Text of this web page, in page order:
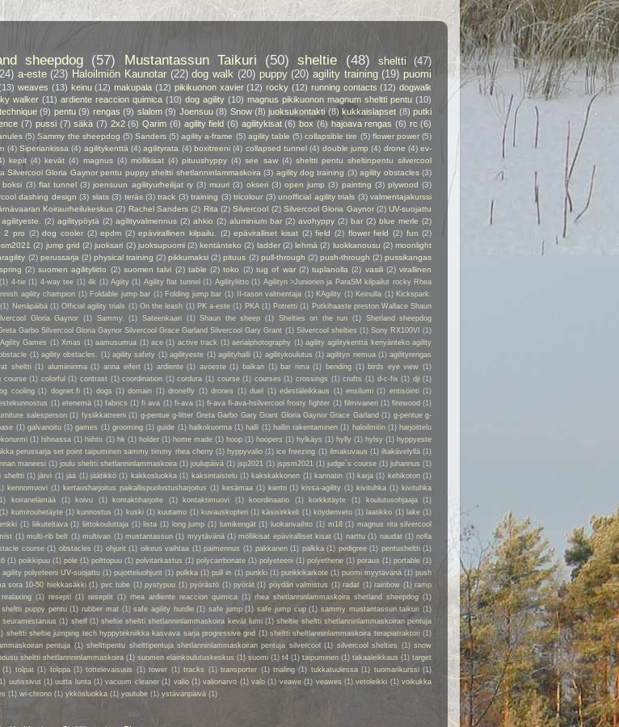
sheepdog (57) Mustantassun Taikuri (50) sheltie (48) sheltti
(47)
a-este (23) Haloilmiön Kaunotar (22) dog walk (20) puppy (20) agility training (19) puomi
weaves (13) keinu (12) makupala (12) pikikuonon xavier (12) rocky (12) running contacts (12) dogwalk
walker (11) ardiente reaccion quimica (10) dog agility (10) magnus pikikuonon magnum sheltti pentu (10)
(9) pentu (9) rengas (9) slalom (9) Joensuu (8) Snow (8) juoksukontakti (8) kukkaislapset (8) putki
(7) pussi (7) säkä (7) 2x2 (6) Qarim (6) agility field (6) agilitykisat (6) box (6) hajoava rengas (6) rc (6)
(5) Sammy the sheepdog (5) Sanders (5) agility a-frame (5) agility table (5) collapsible tire (5) flower power (5)
(4) Siperiankissa (4) agilitykenttä (4) agilityrata (4) boxitreeni (4) collapsed tunnel (4) double jump (4) drone (4) ev-
kepit (4) kevät (4) magnus (4) möllikisat (4) pituushyppy (4) see saw (4) sheltti pentu sheltinpentu silvercool
Silvercool Gloria Gaynor pentu puppy sheltti shetlanninlammaskoira (3) agility dog training (3) agility obstacles (3)
boksi (3) flat tunnel (3) joensuun agilityurheilijat ry (3) muuri (3) okseri (3) open jump (3) painting (3) plywood (3)
dashing design (3) slats (3) teräs (3) track (3) training (3) tricolour (3) unofficial agility trials (3) valmentajakurssi
Koiraurheilukeskus (2) Rachel Sanders (2) Rita (2) Silvercool (2) Silvercool Gloria Gaynor (2) UV-suojattu
agilityeste. (2) agilitypöytä (2) agilityvalmennus (2) ahkio (2) aluminium bar (2) avohyppy (2) bar (2) blue merle (2)
2 pro (2) dog cooler (2) epdm (2) epävirallinen kilpailu. (2) epäviralliset kisat (2) field (2) flower field (2) fun (2)
(2) jump grid (2) juoksari (2) juoksupuomi (2) kentänteko (2) ladder (2) lehmä (2) luokkanousu (2) moonlight
(2) perussarja (2) physical training (2) pikkumaksi (2) pituus (2) pull-through (2) push-through (2) pussikangas
spring (2) suomen agilityliitto (2) suomen talvi (2) table (2) toko (2) tug of war (2) tuplanolla (2) vasili (2) virallinen
(1) 4-tie (1) 4-way tee (1) 4k (1) Agiity (1) Agility flat tunnel (1) Agilityliitto (1) Agilityn >Juniorien ja ParaSM kilpailut rocky Rhea
agility champion (1) Foldable jump bar (1) Folding jump bar (1) II-tason valmentaja (1) KAgility (1) Keinulla (1) Kickspark.
(1) Nenäpäibä (1) Official agility trials (1) On the leash (1) PK a-este (1) PKA (1) Potretti (1) Putkihaaste preston Wallace Shaun
Gloria Gaynor (1) Sammy. (1) Sateenkaari (1) Shaun the sheep (1) Shelties on the run (1)
Shetland sheepdog
Garbo Silvercool Gloria Gaynor Silvercool Grace Garland Silvercool Gary Grant (1) Silvercool shelties (1) Sony RX100VI
(1)
Games (1) Xmas (1) aamusumua (1) ace (1) active track (1) aerialphotography (1) agility agilitykenttä kenyänteko agility
(1) agility obstacles. (1) agility safety (1) agilityeste (1) agilityhalli (1) agilitykoulutus (1) agilityn riemua (1) agilityrengas
sheltti (1) alumiinirima (1) anna eifert (1) ardiente (1) avoeste (1) balkan (1) bar rima (1) bending (1) birds eye view (1)
course (1) colorful (1) contrast (1) coordination (1) cordura (1) course (1) courses (1) crossings (1) crufts (1) d-c-fix (1) dji (1)
cooling (1) dognet.fi (1) dogs (1) domain (1) dronefly (1) drones (1) duel (1) edestäleikkaus (1) ensilumi (1) entisöinti (1)
(1) etenemä (1) fabrics (1) fi ava (1) fi-ava (1) fi-ava fi-ava-hsilvercool frosty fighter (1) filmivaneri (1) firewood (1)
salesperson (1) fysiikkatreeni (1) g-pentue g-litter Greta Garbo Gary Grant Gloria Gaynor Grace Garland (1) g-pentue g-
(1) galvanoitu (1) games (1) grooming (1) guide (1) halkokuorma (1) halli (1) hallin rakentaminen (1) haloilmiön (1) harjoittelu
(1) hihnassa (1) hiihto (1) hk (1) holder (1) home made (1) hoop (1) hoopers (1) hylkäys (1) hylly (1) hylsy (1) hyppyeste
perussarja set point taipuminen sammy timmy rhea cherry (1) hyppyvalio (1) ice freezing (1) ilmakuvaus (1) iltakävelyllä (1)
maneesi (1) joulu sheltti shetlanninlammaskoira (1) joulupäivä (1) jsp2021 (1) jspsm2021 (1) judge´s course (1) juhannus (1)
sheltti (1) järvi (1) jää (1) jäätikkö (1) kakkosluokka (1) kaksintaistelu (1) kakskakkonen (1) kannatin (1) karja (1) kehikoton (1)
kennomuovi (1) kertausharjoitus paikallispuolustusharjoitus (1) kesämaa (1) kierto (1) kissa-agility (1) kivituhka (1) kivituhka
koiranelämää (1) koivu (1) kontaktiharjoite (1) kontaktimuovi (1) koordinaatio (1) korkkitäyte (1) koulutusohjaaja
(1)
(1) kumirouhetäyte (1) kunnostus (1) kuski (1) kuutamo (1) kuvauskopteri (1) käsisirkkeli (1) köydenveto (1) laatikko (1) lake (1)
lenkki (1) liikuteltava (1) liittokouluttaja (1) lista (1) long jump (1) lumikengät (1) luokanvaihto (1) m18 (1) magnus rita silvercool
(1) multi-rib belt (1) multivan (1) mustantassun (1) myytävänä (1) möllikisat epäviralliset kisat (1) narttu (1) naudat (1) nolla
course (1) obstacles (1) ohjurit (1) oikeus vaihtaa (1) paimennus (1) pakkanen (1) palkka (1) pedigree (1) pentusheltti (1)
(1) poikkipuu (1) pole (1) polttopuu (1) polvitarkastus (1) polycarrbonate (1) polyeteeni (1) polyethene (1) poraus (1) portable (1)
polyeteeni UV-suojattu (1) pujotteluohjurit (1) pulkka (1) pull in (1) punkki (1) punkkikarkote (1) puomi myytävänä (1) push
sora 10-50 hiekkasäkki (1) pvc tube (1) pystypuu (1) pyörästö (1) pyörät (1) pöydän valmistus (1) radat (1) rainbow (1) ramp
realaxing (1) resepti (1) reseptit (1) rhea ardiente reaccion quimica (1) rhea shetlanninlammaskoira shetland sheepdog (1)
sheltti puppy pentu (1) rubber mat (1) safe agility hurdle (1) safe jump (1) safe jump cup (1) sammy mustantassun taikuri (1)
seuramestaruus (1) shelf (1) sheltie sheltti shetlanninlammaskoira kevät lumi (1) sheltie sheltti shetlanninlammaskoiran pentuja
sheltti sheltie jumping tech hyppytekniikka kasvava sarja progressive grid (1) sheltti sheltlanninlammaskoira terapiatraktori (1)
pentuja (1) shelttipentu shelttipentuja shetlanninlammaskoiran pentuja silvercool (1) silvercool shelties (1) snow
sheltti shetlannninlammaskoira (1) suomen eläinkoulutuskeskus (1) suomi (1) t4 (1) taipuminen (1) takaaleikkaus (1) target
(1) tolpat (1) tolppa (1) tottelevaisuus (1) tower (1) tracks (1) transporter (1) trialing (1) tukkatuulessa (1) tuomarikurssi (1)
uutissivut (1) uutta lunta (1) vacuum cleaner (1) valio (1) valionarvo (1) valo (1) veawe (1) veawes (1) vetoleikki (1) voikukka
(1) wi-chrono (1) ykkösluokka (1) youtube (1) ystävänpäivä (1)